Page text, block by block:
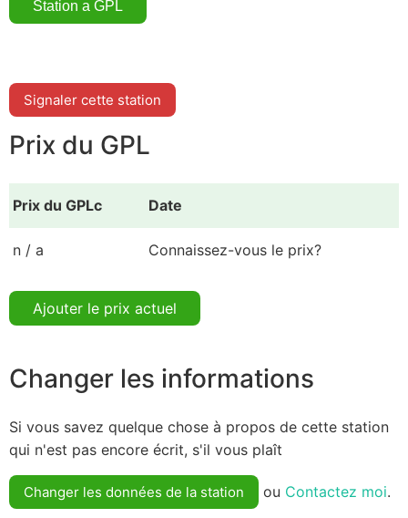
Signaler cette station
Prix du GPL
Prix du GPLc Date
n / a Connaissez-vous le prix?
Ajouter le prix actuel
Changer les informations
Si vous savez quelque chose à propos de cette station
qui n'est pas encore écrit, s'il vous plaît
Changer les données de la station ou Contactez moi.